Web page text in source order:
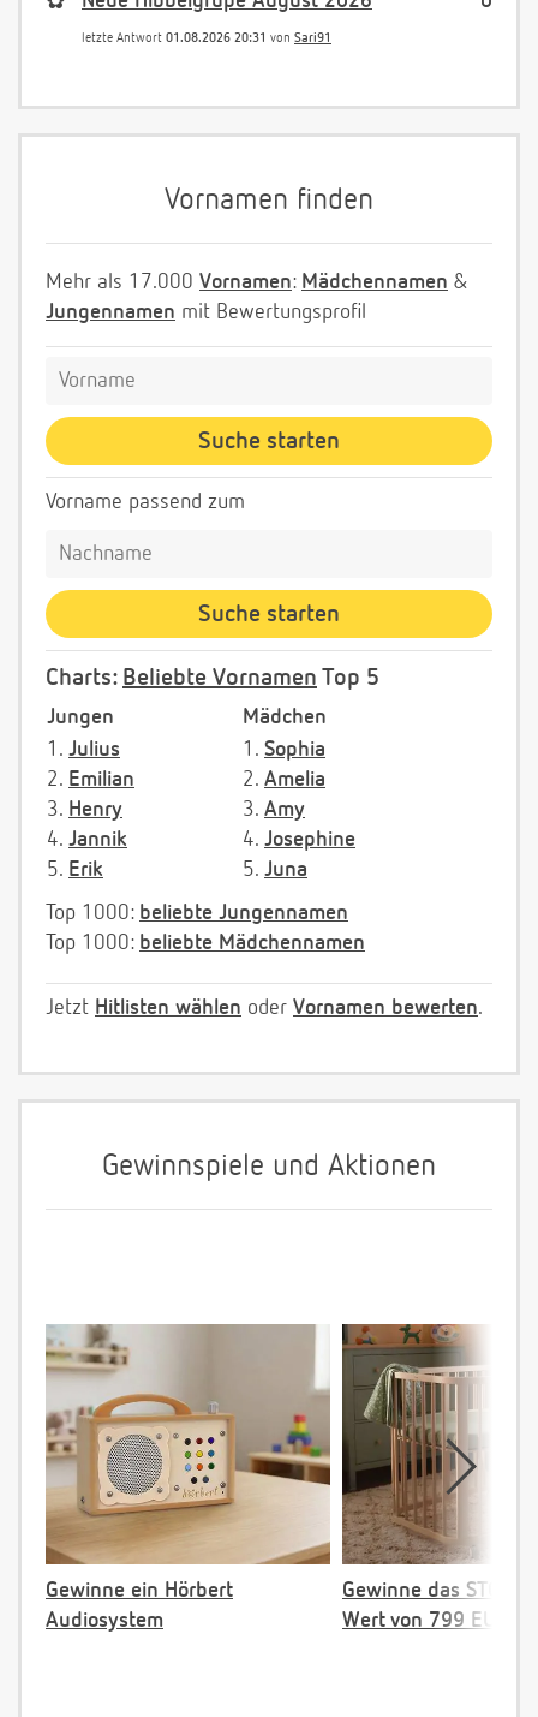
letzte Antwort 01.08.2026 20:31 von Sari91
Vornamen finden
Mehr als 17.000 Vornamen: Mädchennamen &
Jungennamen mit Bewertungsprofil
Vorname passend zum
Charts: Beliebte Vornamen Top 5
Jungen
Mädchen
1. Julius
2. Emilian
3. Henry
4. Jannik
5. Erik
1. Sophia
2. Amelia
3. Amy
4. Josephine
5. Juna
Top 1000: beliebte Jungennamen
Top 1000: beliebte Mädchennamen
Jetzt Hitlisten wählen oder Vornamen bewerten.
Gewinnspiele und Aktionen
Gewinne ein Hörbert
Audiosystem
Gewinne das
Wert von 799 EUR